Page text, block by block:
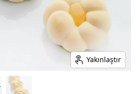
Yakınlaştır